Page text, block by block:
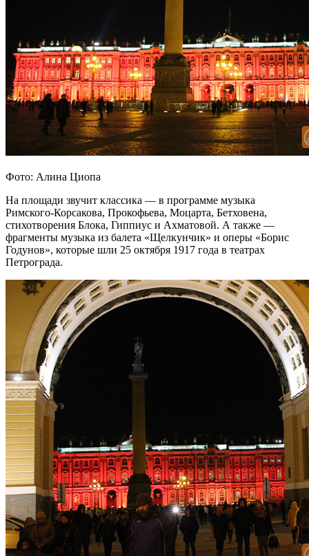
Фото: Алина Циопа
На площади звучит классика — в программе музыка
Римского-Корсакова, Прокофьева, Моцарта, Бетховена,
стихотворения Блока, Гиппиус и Ахматовой. А также —
фрагменты музыка из балета «Щелкунчик» и оперы «Борис
Годунов», которые шли 25 октября 1917 года в театрах
Петрограда.